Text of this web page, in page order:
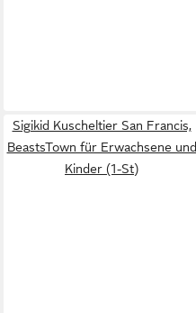
Sigikid Kuscheltier San Francis,
BeastsTown für Erwachsene und
Kinder (1-St)